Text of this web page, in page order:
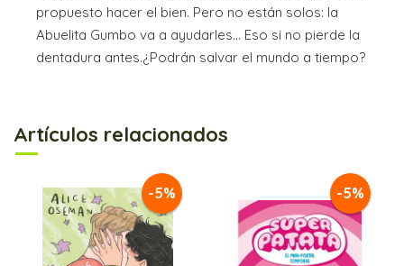
propuesto hacer el bien. Pero no están solos: la
Abuelita Gumbo va a ayudarles... Eso si no pierde la
dentadura antes.¿Podrán salvar el mundo a tiempo?
Artículos relacionados
-5% -5%